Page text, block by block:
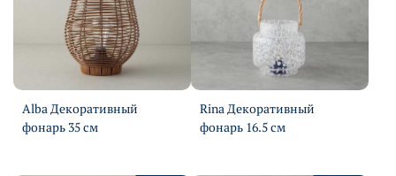
Alba Декоративный
фонарь 35 см
Rina Декоративный
фонарь 16.5 см